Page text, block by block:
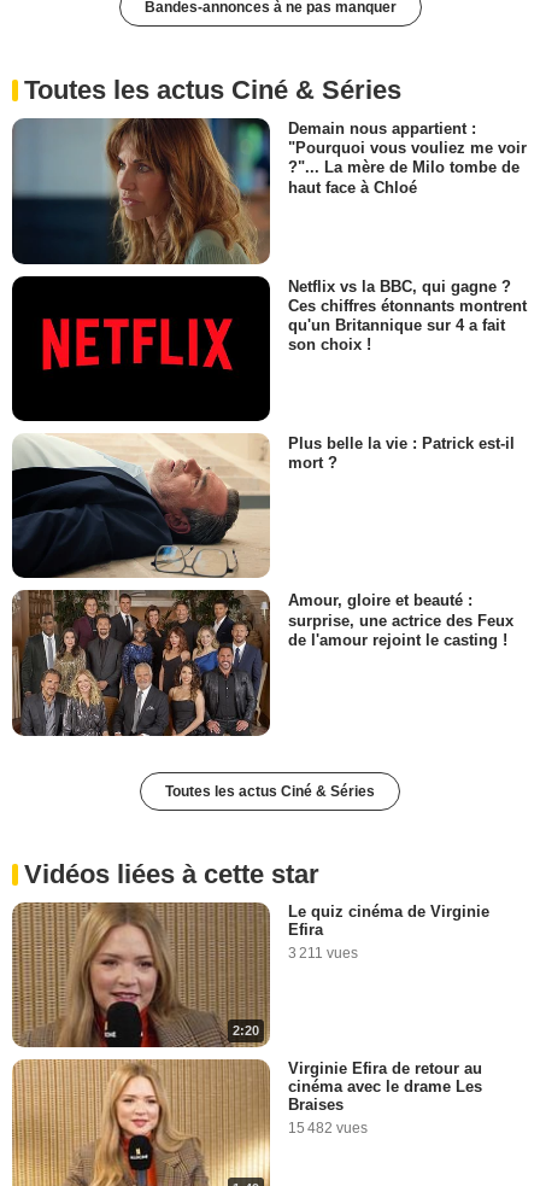
Bandes-annonces à ne pas manquer
Toutes les actus Ciné & Séries
Demain nous appartient :
"Pourquoi vous vouliez me voir
?"... La mère de Milo tombe de
haut face à Chloé
Netflix vs la BBC, qui gagne ?
Ces chiffres étonnants montrent
qu'un Britannique sur 4 a fait
son choix !
Plus belle la vie : Patrick est-il
mort ?
Amour, gloire et beauté :
surprise, une actrice des Feux
de l'amour rejoint le casting !
Toutes les actus Ciné & Séries
Vidéos liées à cette star
2:20
Le quiz cinéma de Virginie
Efira
3 211 vues
Virginie Efira de retour au
cinéma avec le drame Les
Braises
15 482 vues